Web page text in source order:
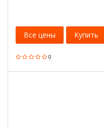
0
Все цены Купить